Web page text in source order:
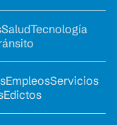
SaludTecnología
EmpleosServicios
Edictos